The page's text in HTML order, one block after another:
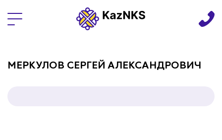
МЕРКУЛОВ СЕРГЕЙ АЛЕКСАНДРОВИЧ